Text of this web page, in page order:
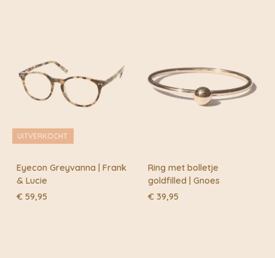
UITVERKOCHT
Eyecon Greyvanna | Frank
& Lucie
€ 59,95
Ring met bolletje
goldfilled | Gnoes
€ 39,95